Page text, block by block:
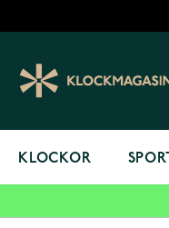
KLOCKOR